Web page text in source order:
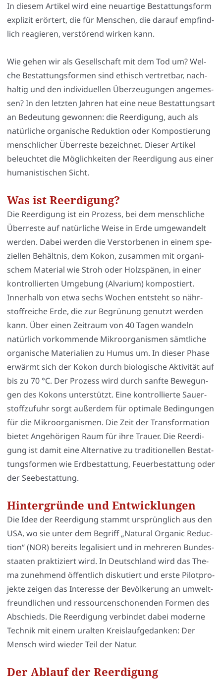
In die­sem Arti­kel wird eine neu­ar­ti­ge Bestat­tungs­form
expli­zit erör­tert, die für Men­schen, die dar­auf emp­find­
lich reagie­ren, ver­stö­rend wir­ken kann.
Wie gehen wir als Gesell­schaft mit dem Tod um? Wel­
che Bestat­tungs­for­men sind ethisch ver­tret­bar, nach­
hal­tig und den indi­vi­du­el­len Über­zeu­gun­gen ange­mes­
sen? In den letz­ten Jah­ren hat eine neue Bestat­tungs­art
an Bedeu­tung gewon­nen: die Reer­di­gung, auch als
natür­li­che orga­ni­sche Reduk­ti­on oder Kom­pos­tie­rung
mensch­li­cher Über­res­te bezeich­net. Die­ser Arti­kel
beleuch­tet die Mög­lich­kei­ten der Reer­di­gung aus einer
huma­nis­ti­schen Sicht.
Was ist Reerdigung?
Die Reer­di­gung ist ein Pro­zess, bei dem mensch­li­che
Über­res­te auf natür­li­che Wei­se in Erde umge­wan­delt
wer­den. Dabei wer­den die Ver­stor­be­nen in einem spe­
zi­el­len Behält­nis, dem Kokon, zusam­men mit orga­ni­
schem Mate­ri­al wie Stroh oder Holz­spä­nen, in einer
kon­trol­lier­ten Umge­bung (Alva­ri­um) kom­pos­tiert.
Inner­halb von etwa sechs Wochen ent­steht so nähr­
stoff­rei­che Erde, die zur Begrü­nung genutzt wer­den
kann. Über einen Zeit­raum von 40 Tagen wan­deln
natür­lich vor­kom­men­de Mikro­or­ga­nis­men sämt­li­che
orga­ni­sche Mate­ria­li­en zu Humus um. In die­ser Pha­se
erwärmt sich der Kokon durch bio­lo­gi­sche Akti­vi­tät auf
bis zu 70 °C. Der Pro­zess wird durch sanf­te Bewe­gun­
gen des Kokons unter­stützt. Eine kon­trol­lier­te Sau­er­
stoff­zu­fuhr sorgt außer­dem für opti­ma­le Bedin­gun­gen
für die Mikro­or­ga­nis­men. Die Zeit der Trans­for­ma­ti­on
bie­tet Ange­hö­ri­gen Raum für ihre Trau­er. Die Reer­di­
gung ist damit eine Alter­na­ti­ve zu tra­di­tio­nel­len Bestat­
tungs­for­men wie Erd­be­stat­tung, Feu­er­be­stat­tung oder
der See­be­stat­tung.
Hintergründe und Entwicklungen
Die Idee der Reer­di­gung stammt ursprüng­lich aus den
USA, wo sie unter dem Begriff „Natu­ral Orga­nic Reduc­
tion“ (NOR) bereits lega­li­siert und in meh­re­ren Bun­des­
staa­ten prak­ti­ziert wird. In Deutsch­land wird das The­
ma zuneh­mend öffent­lich dis­ku­tiert und ers­te Pilot­pro­
jek­te zei­gen das Inter­es­se der Bevöl­ke­rung an umwelt­
freund­li­chen und res­sour­cen­scho­nen­den For­men des
Abschieds. Die Reer­di­gung ver­bin­det dabei moder­ne
Tech­nik mit einem uralten Kreis­lauf­ge­dan­ken: Der
Mensch wird wie­der Teil der Natur.
Der Ablauf der Reerdigung